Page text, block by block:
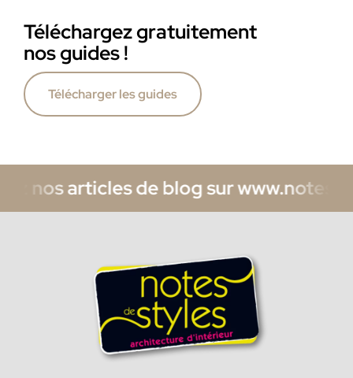
Téléchargez gratuitement
nos guides !
Télécharger les guides
articles de blog sur